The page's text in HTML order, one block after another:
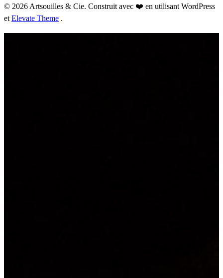
© 2026 Artsouilles & Cie. Construit avec ❤️ en utilisant WordPress
et Elevate Theme .